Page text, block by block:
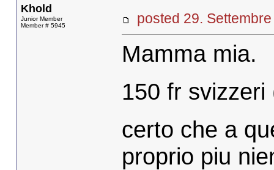
Khold
Junior Member
Member # 5945
posted 29.
Mamma mia.
150 fr svizzeri
certo che a
proprio piu